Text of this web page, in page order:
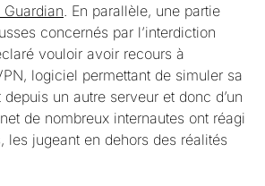
Guardian. En parallèle, une partie
concernés par l’interdiction
vouloir avoir recours à
logiciel permettant de simuler sa
un autre serveur et donc d’un
de nombreux internautes ont réagi
les jugeant en dehors des réalités